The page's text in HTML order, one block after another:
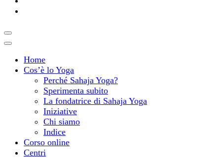
Home
Cos’è lo Yoga
Perché Sahaja Yoga?
Sperimenta subito
La fondatrice di Sahaja Yoga
Iniziative
Chi siamo
Indice
Corso online
Centri